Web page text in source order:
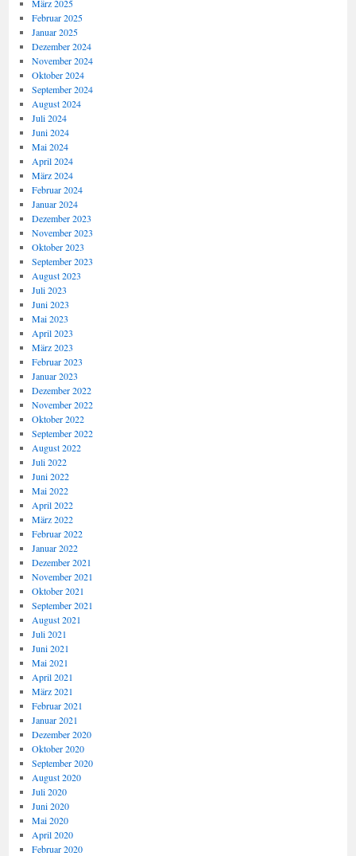
März 2025
Februar 2025
Januar 2025
Dezember 2024
November 2024
Oktober 2024
September 2024
August 2024
Juli 2024
Juni 2024
Mai 2024
April 2024
März 2024
Februar 2024
Januar 2024
Dezember 2023
November 2023
Oktober 2023
September 2023
August 2023
Juli 2023
Juni 2023
Mai 2023
April 2023
März 2023
Februar 2023
Januar 2023
Dezember 2022
November 2022
Oktober 2022
September 2022
August 2022
Juli 2022
Juni 2022
Mai 2022
April 2022
März 2022
Februar 2022
Januar 2022
Dezember 2021
November 2021
Oktober 2021
September 2021
August 2021
Juli 2021
Juni 2021
Mai 2021
April 2021
März 2021
Februar 2021
Januar 2021
Dezember 2020
Oktober 2020
September 2020
August 2020
Juli 2020
Juni 2020
Mai 2020
April 2020
Februar 2020